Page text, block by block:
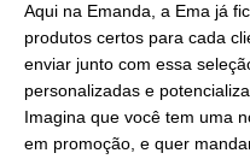
Aqui na Emanda, a Ema já
produtos certos para cada
enviar junto com essa
personalizadas e
Imagina que você tem uma
em promoção, e quer